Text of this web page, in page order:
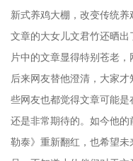
新式养鸡大棚，改变传统
文章的大女儿文君竹还晒
片中的文章显得特别苍老，
后来网友替他澄清，大家
些网友也都觉得文章可能
还是非常期待的。如今他
勒泰》重新翻红，也希望